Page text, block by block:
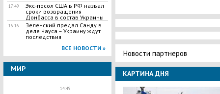
17:49
Экс-посол США в РФ назвал
сроки возвращения
Донбасса в состав Украины
16:16
Зеленский предал Санду в
деле Чауса – Украину ждут
последствия
ВСЕ НОВОСТИ »
МИР
14:49
Новости партнеров
КАРТИНА ДНЯ